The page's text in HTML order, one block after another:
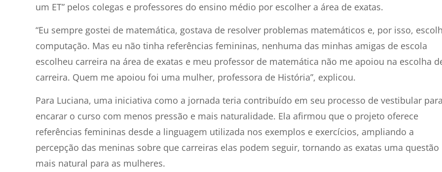
um ET” pelos colegas e professores do ensino médio por escolher a área de exatas.
“Eu sempre gostei de matemática, gostava de resolver problemas matemáticos e, por isso,
computação. Mas eu não tinha referências femininas, nenhuma das minhas amigas de escola
escolheu carreira na área de exatas e meu professor de matemática não me apoiou na escolha
carreira. Quem me apoiou foi uma mulher, professora de História”, explicou.
Para Luciana, uma iniciativa como a jornada teria contribuído em seu processo de vestibular
encarar o curso com menos pressão e mais naturalidade. Ela afirmou que o projeto oferece
referências femininas desde a linguagem utilizada nos exemplos e exercícios, ampliando a
percepção das meninas sobre que carreiras elas podem seguir, tornando as exatas uma questão
mais natural para as mulheres.